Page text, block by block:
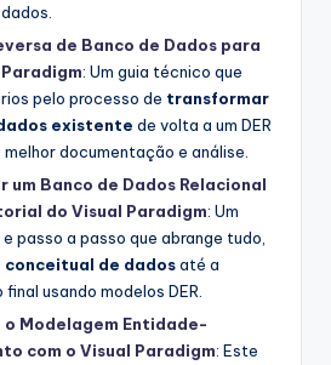
de Banco de Dados para
Paradigm: Um guia técnico que
pelo processo de transformar
existente de volta a um DER
melhor documentação e análise.
um Banco de Dados Relacional
do Visual Paradigm: Um
passo a passo que abrange tudo,
de dadosaté a
usando modelos DER.
Modelagem Entidade-
com o Visual Paradigm: Este